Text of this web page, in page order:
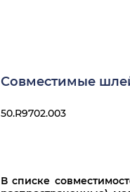
Совместимые
50.R9702.003
В списке